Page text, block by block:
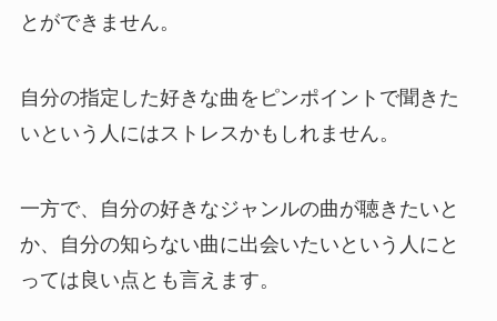
とができません。
自分の指定した好きな曲をピンポイントで聞きた
いという人にはストレスかもしれません。
一方で、自分の好きなジャンルの曲が聴きたいと
か、自分の知らない曲に出会いたいという人にと
っては良い点とも言えます。